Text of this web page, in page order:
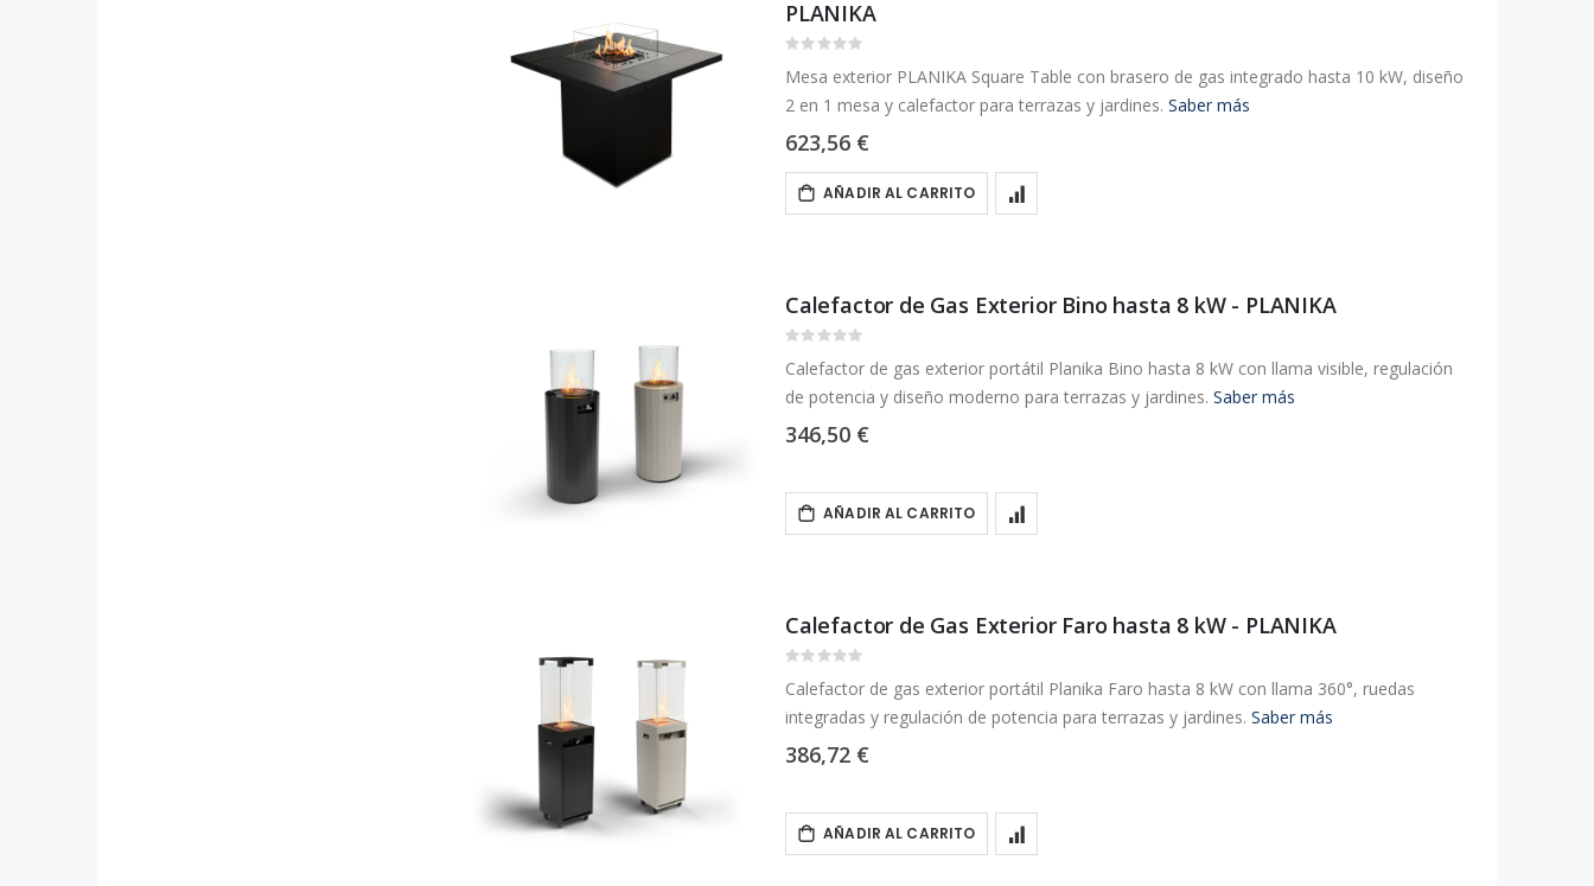
PLANIKA
Rating:
Mesa exterior PLANIKA Square Table con brasero de gas integrado hasta 10 kW, diseño
2 en 1 mesa y calefactor para terrazas y jardines. Saber más
623,56 €
AÑADIR AL CARRITO
Calefactor de Gas Exterior Bino hasta 8 kW - PLANIKA
Rating:
Calefactor de gas exterior portátil Planika Bino hasta 8 kW con llama visible, regulación
de potencia y diseño moderno para terrazas y jardines. Saber más
346,50 €
AÑADIR AL CARRITO
Calefactor de Gas Exterior Faro hasta 8 kW - PLANIKA
Rating:
Calefactor de gas exterior portátil Planika Faro hasta 8 kW con llama 360°, ruedas
integradas y regulación de potencia para terrazas y jardines. Saber más
386,72 €
AÑADIR AL CARRITO